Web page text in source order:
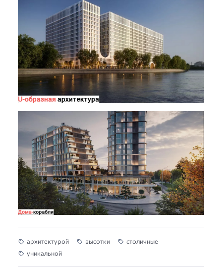
архитектурой высотки
столичные
уникальной